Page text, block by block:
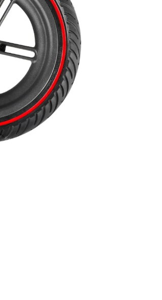
elektrokoloběžka inokim oxo super 60v
25,6ah lg
54 900 Kč
Původně:58 990 Kč